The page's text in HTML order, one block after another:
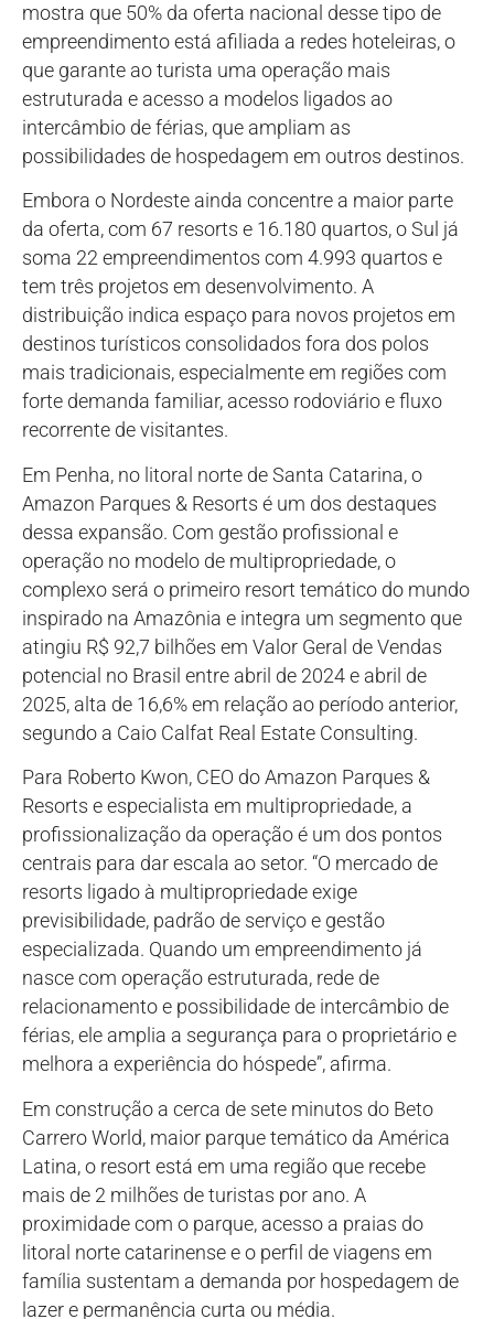
mostra que 50% da oferta nacional desse tipo de
empreendimento está afiliada a redes hoteleiras, o
que garante ao turista uma operação mais
estruturada e acesso a modelos ligados ao
intercâmbio de férias, que ampliam as
possibilidades de hospedagem em outros destinos.
Embora o Nordeste ainda concentre a maior parte
da oferta, com 67 resorts e 16.180 quartos, o Sul já
soma 22 empreendimentos com 4.993 quartos e
tem três projetos em desenvolvimento. A
distribuição indica espaço para novos projetos em
destinos turísticos consolidados fora dos polos
mais tradicionais, especialmente em regiões com
forte demanda familiar, acesso rodoviário e fluxo
recorrente de visitantes.
Em Penha, no litoral norte de Santa Catarina, o
Amazon Parques & Resorts é um dos destaques
dessa expansão. Com gestão profissional e
operação no modelo de multipropriedade, o
complexo será o primeiro resort temático do mundo
inspirado na Amazônia e integra um segmento que
atingiu R$ 92,7 bilhões em Valor Geral de Vendas
potencial no Brasil entre abril de 2024 e abril de
2025, alta de 16,6% em relação ao período anterior,
segundo a Caio Calfat Real Estate Consulting.
Para Roberto Kwon, CEO do Amazon Parques &
Resorts e especialista em multipropriedade, a
profissionalização da operação é um dos pontos
centrais para dar escala ao setor. “O mercado de
resorts ligado à multipropriedade exige
previsibilidade, padrão de serviço e gestão
especializada. Quando um empreendimento já
nasce com operação estruturada, rede de
relacionamento e possibilidade de intercâmbio de
férias, ele amplia a segurança para o proprietário e
melhora a experiência do hóspede”, afirma.
Em construção a cerca de sete minutos do Beto
Carrero World, maior parque temático da América
Latina, o resort está em uma região que recebe
mais de 2 milhões de turistas por ano. A
proximidade com o parque, acesso a praias do
litoral norte catarinense e o perfil de viagens em
família sustentam a demanda por hospedagem de
lazer e permanência curta ou média.